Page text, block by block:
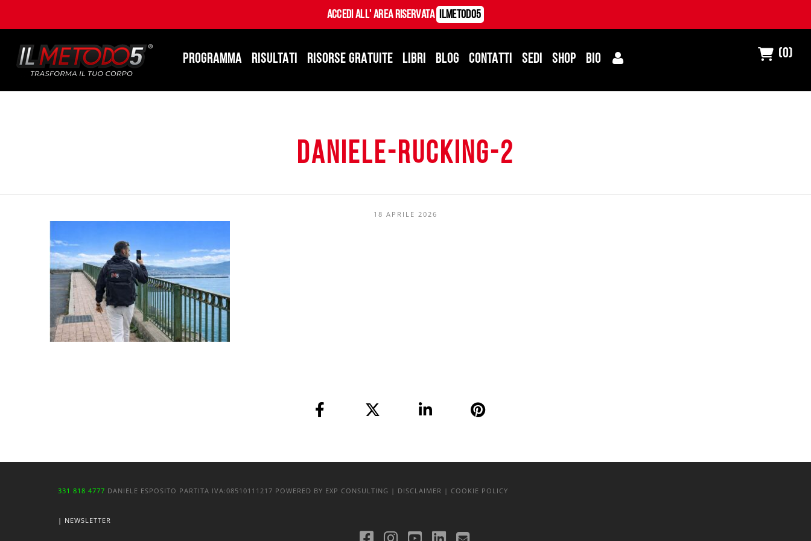
Accedi all' Area Riservata ILMetodo5
PROGRAMMA RISULTATI RISORSE GRATUITE LIBRI BLOG CONTATTI SEDI SHOP BIO (0)
daniele-rucking-2
18 APRILE 2026
331 818 4777 DANIELE ESPOSITO PARTITA IVA:08510111217 POWERED BY EXP CONSULTING | DISCLAIMER | COOKIE POLICY
| NEWSLETTER